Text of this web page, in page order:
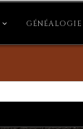
GÉNÉALOGIE